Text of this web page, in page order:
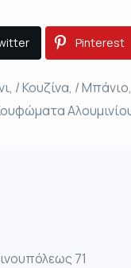
Pinterest
/ Κουζίνα, /
71